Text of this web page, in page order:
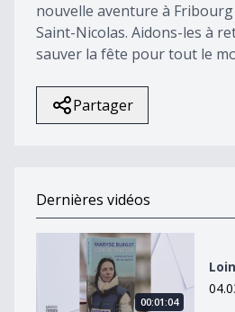
nouvelle aventure à
Saint-Nicolas. Aidons-les à
sauver la fête pour tout le
Partager
Dernières vidéos
Loin de chez moi
00:01:04